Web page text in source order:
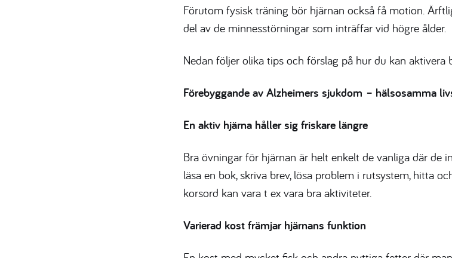
Förutom fysisk träning bör hjärnan också få motion.
del av de minnesstörningar som inträffar vid högre ålder.
Nedan följer olika tips och förslag på hur du kan aktivera
Förebyggande av Alzheimers sjukdom – hälsosamma
En aktiv hjärna håller sig friskare längre
Bra övningar för hjärnan är helt enkelt de vanliga där de
läsa en bok, skriva brev, lösa problem i rutsystem, hitta
korsord kan vara t ex vara bra aktiviteter.
Varierad kost främjar hjärnans funktion